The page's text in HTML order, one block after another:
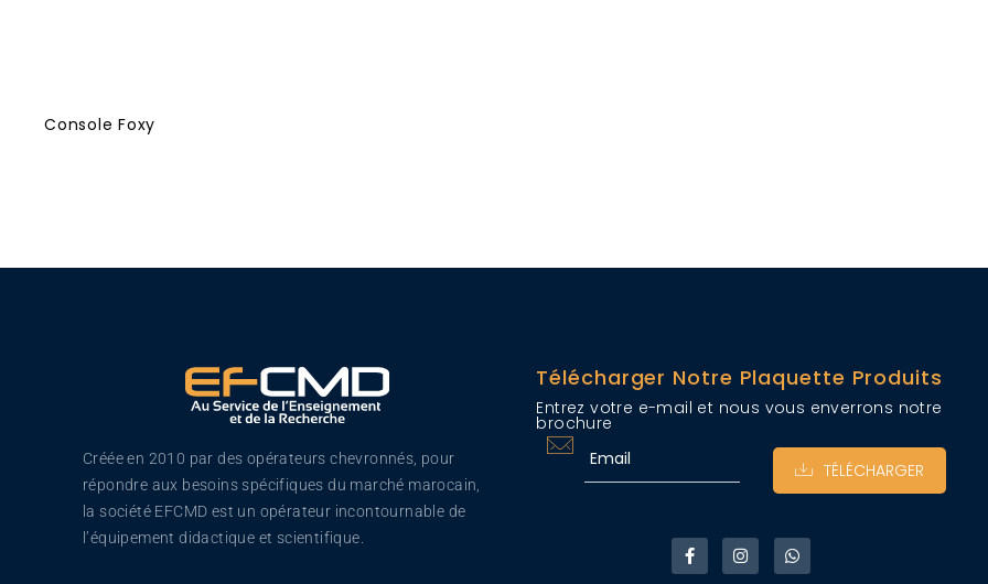
Console Foxy
Créée en 2010 par des opérateurs chevronnés, pour
répondre aux besoins spécifiques du marché marocain,
la société EFCMD est un opérateur incontournable de
l’équipement didactique et scientifique.
Télécharger Notre Plaquette Produits
Entrez votre e-mail et nous vous enverrons notre
brochure
TÉLÉCHARGER